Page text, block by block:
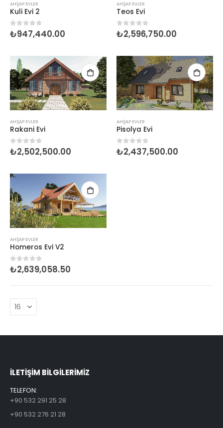
AHŞAP EVLER
Kuli Evi 2
0 5 üzerinden
₺947,440.00
AHŞAP EVLER
Teos Evi
0 5 üzerinden
₺2,596,750.00
AHŞAP EVLER
Rakani Evi
0 5 üzerinden
₺2,502,500.00
AHŞAP EVLER
Pisolya Evi
0 5 üzerinden
₺2,437,500.00
AHŞAP EVLER
Homeros Evi V2
0 5 üzerinden
₺2,639,058.50
ILETİŞİM BİLGİLERİMİZ
TELEFON:
+90 532 291 25 28
+90 532 276 21 28